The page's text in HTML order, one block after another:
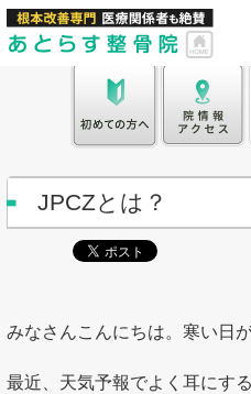
JPCZとは？
みなさんこんにちは。寒い日
最近、天気予報でよく耳にす